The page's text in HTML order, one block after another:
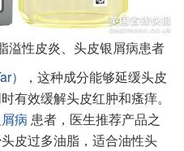
溢性皮炎、头皮银屑病患者
）
，这种成分能够延缓头皮
有效缓解头皮红肿和瘙痒。
病 患者，医生推荐产品之
皮过多油脂，适合油性头